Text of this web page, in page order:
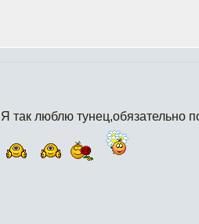
Я так люблю тунец,обязательно